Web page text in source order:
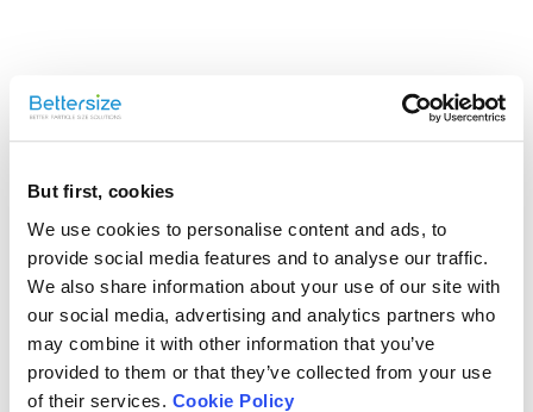
But first, cookies
We use cookies to personalise content and ads, to
provide social media features and to analyse our traffic.
We also share information about your use of our site with
our social media, advertising and analytics partners who
may combine it with other information that you’ve
provided to them or that they’ve collected from your use
of their services. Cookie Policy
Rate this article